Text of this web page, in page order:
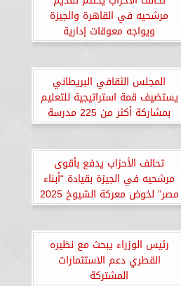
مرشحيه في القاهرة والجيزة
ويواجه معوقات إدارية
بالإسكندرية
المجلس الثقافي البريطاني
يستضيف قمة استراتيجية للتعليم
بمشاركة أكثر من 225 مدرسة
شريكة في مصر لمناقشة مسارات
تحالف الأحزاب يدفع بأقوى
مرشحيه في الجيزة بقيادة “أبناء
مصر” لخوض معركة الشيوخ 2025
رئيس الوزراء يبحث مع نظيره
القطري دعم الاستثمارات
المشتركة